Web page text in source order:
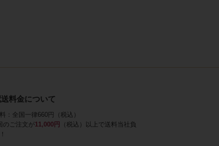
料金について
：全国一律660円（税込）
のご注文が11,000円
（税込）以上で送料当社負